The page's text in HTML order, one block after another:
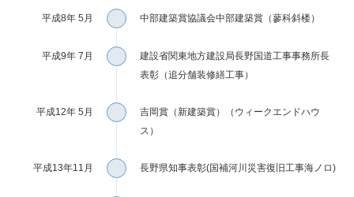
平成8年 5月 中部建築賞協議会中部建築賞（蓼科斜楼）
平成9年 7月
建設省関東地方建設局長野国道工事事務所長
表彰（追分舗装修繕工事）
平成12年 5月
吉岡賞（新建築賞）（ウィークエンドハウ
ス）
平成13年11月 長野県知事表彰(国補河川災害復旧工事海ノロ)